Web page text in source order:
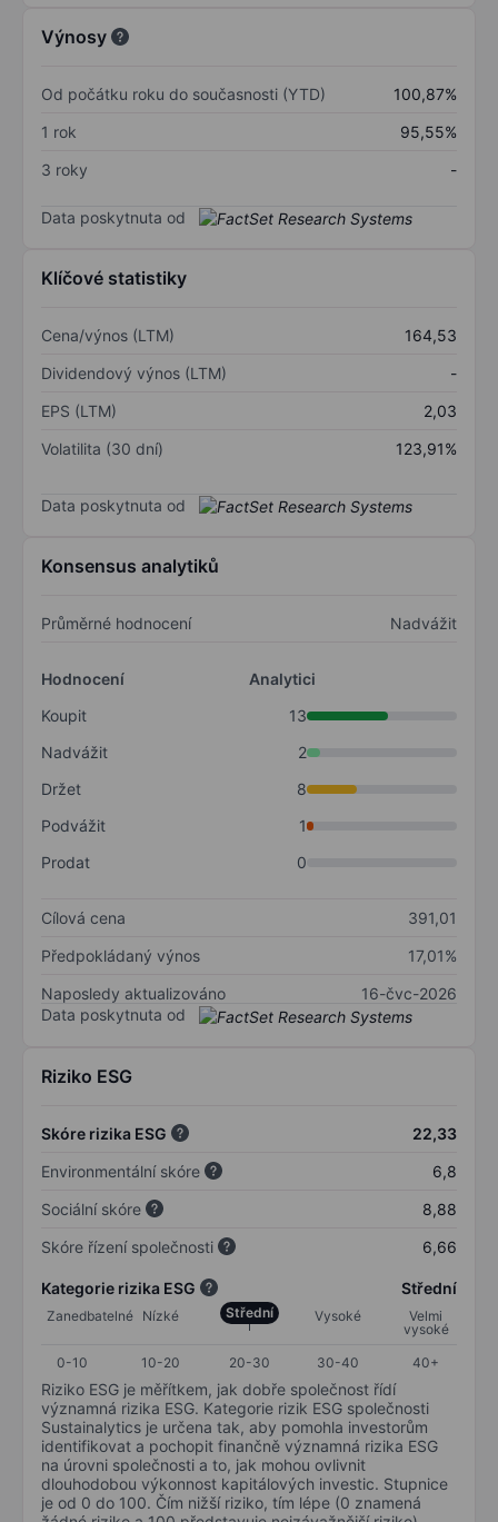
Výnosy
Od počátku roku do současnosti (YTD)
100,87%
1 rok
95,55%
3 roky
-
Data poskytnuta od
Klíčové statistiky
Cena/výnos (LTM)
164,53
Dividendový výnos (LTM)
-
EPS (LTM)
2,03
Volatilita (30 dní)
123,91%
Data poskytnuta od
Konsensus analytiků
Průměrné hodnocení Nadvážit
Hodnocení
Analytici
Koupit
13
Nadvážit
2
Držet
8
Podvážit
1
Prodat
0
Cílová cena
391,01
Předpokládaný výnos
17,01%
Naposledy aktualizováno
16-čvc-2026
Data poskytnuta od
Riziko ESG
Skóre rizika ESG
22,33
Environmentální skóre
6,8
Sociální skóre
8,88
Skóre řízení společnosti
6,66
Kategorie rizika ESG Střední
Zanedbatelné Nízké Střední Vysoké
Velmi
vysoké
0-10
10-20 20-30 30-40 40+
Riziko ESG je měřítkem, jak dobře společnost řídí
významná rizika ESG. Kategorie rizik ESG společnosti
Sustainalytics je určena tak, aby pomohla investorům
identifikovat a pochopit finančně významná rizika ESG
na úrovni společnosti a to, jak mohou ovlivnit
dlouhodobou výkonnost kapitálových investic. Stupnice
je od 0 do 100. Čím nižší riziko, tím lépe (0 znamená